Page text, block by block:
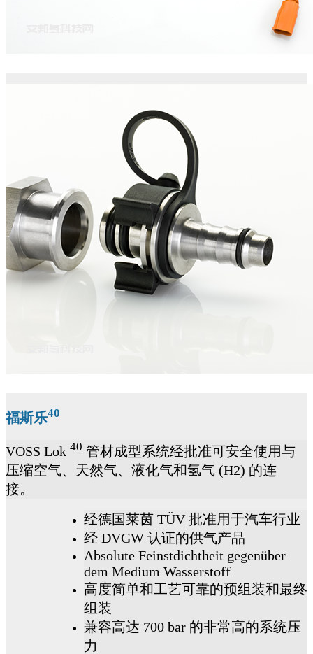
福斯乐40
VOSS Lok 40 管材成型系统经批准可安全使用与
压缩空气、天然气、液化气和氢气 (H2) 的连
接。
经德国莱茵 TÜV批准用于汽车行业
经 DVGW 认证的供气产品
Absolute Feinstdichtheit gegenüber
dem Medium Wasserstoff
高度简单和工艺可靠的预组装和最终
组装
兼容高达 700 bar 的非常高的系统压
力